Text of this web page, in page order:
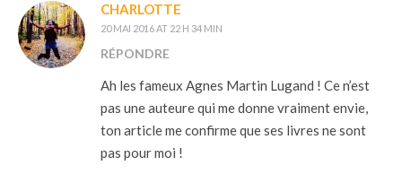
CHARLOTTE
20 MAI 2016 AT 22 H 34 MIN
RÉPONDRE
Ah les fameux Agnes Martin Lugand ! Ce n’est
pas une auteure qui me donne vraiment envie,
ton article me confirme que ses livres ne sont
pas pour moi !